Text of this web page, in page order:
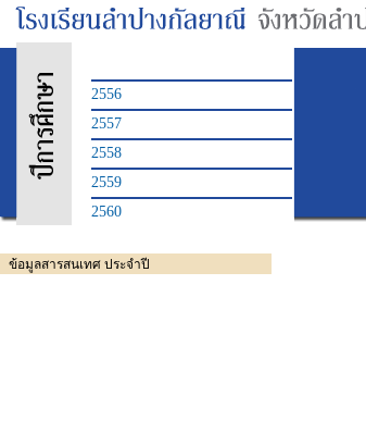
2556
2557
2558
2559
2560
ข้อมูลสารสนเทศ ประจำปี